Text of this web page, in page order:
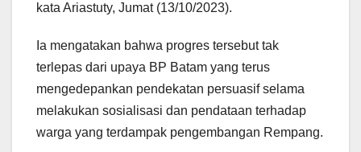
kata Ariastuty, Jumat (13/10/2023).
Ia mengatakan bahwa progres tersebut tak
terlepas dari upaya BP Batam yang terus
mengedepankan pendekatan persuasif selama
melakukan sosialisasi dan pendataan terhadap
warga yang terdampak pengembangan Rempang.